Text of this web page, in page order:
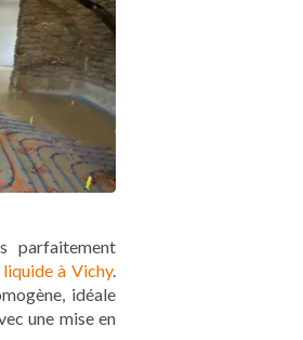
parfaitement
à Vichy.
idéale
une mise en